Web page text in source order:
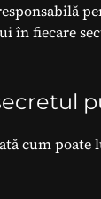
în fiecare
cum